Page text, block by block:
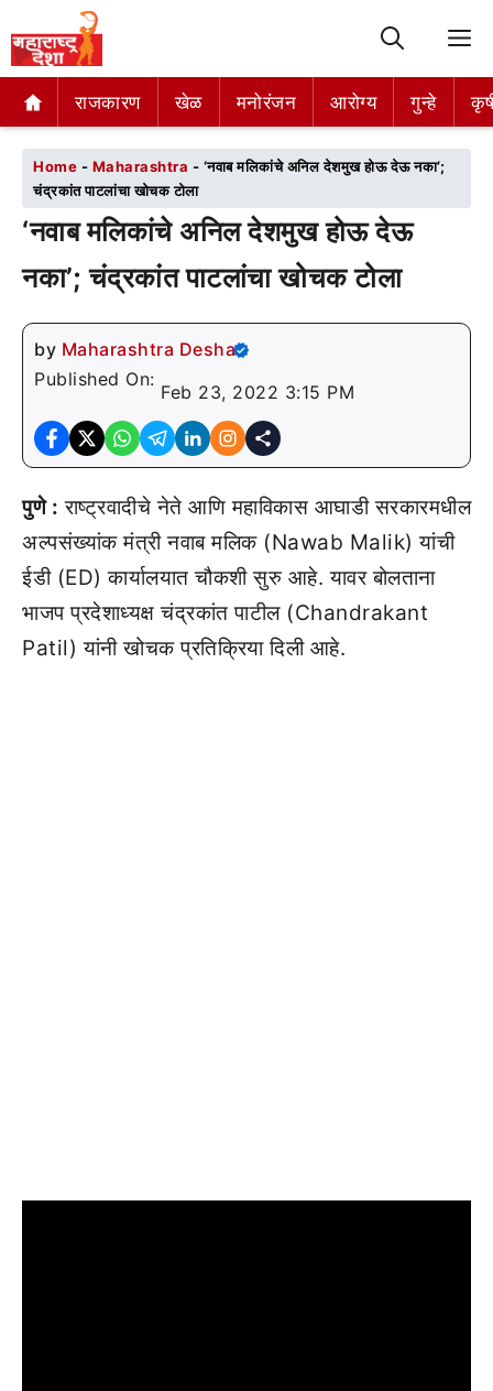
राजकारण खेळ मनोरंजन आरोग्य गुन्हे
राजकारण खेळ मनोरंजन आरोग्य गुन्हे
Home - Maharashtra - ‘नवाब मलिकांचे अनिल देशमुख होऊ देऊ नका’;
चंद्रकांत पाटलांचा खोचक टोला
‘नवाब मलिकांचे अनिल देशमुख होऊ देऊ
नका’; चंद्रकांत पाटलांचा खोचक टोला
by Maharashtra Desha
Published On:
Feb 23, 2022 3:15 PM
पुणे : राष्ट्रवादीचे नेते आणि महाविकास आघाडी सरकारमधील
अल्पसंख्यांक मंत्री नवाब मलिक (Nawab Malik) यांची
ईडी (ED) कार्यालयात चौकशी सुरु आहे. यावर बोलताना
भाजप प्रदेशाध्यक्ष चंद्रकांत पाटील (Chandrakant
Patil) यांनी खोचक प्रतिक्रिया दिली आहे.